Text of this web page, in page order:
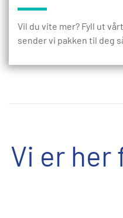
Vil du vite mer? Fyll ut
sender vi pakken til deg
Vi er her